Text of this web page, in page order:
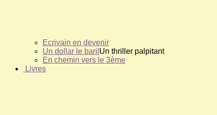
Ecrivain en devenir
Un dollar le baril Un thriller palpitant
En chemin vers le 3ème
Livres